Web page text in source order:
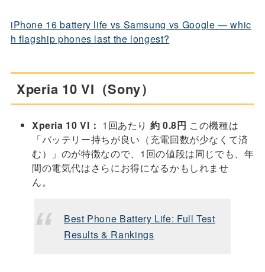
iPhone 16 battery life vs Samsung vs Google — whic
h flagship phones last the longest?
Xperia 10 VI（Sony）
Xperia 10 VI： 1回あたり 約 0.8円 この機種は
「バッテリー持ちが良い（充電回数が少なくて済
む）」のが特徴なので、1回の値段は同じでも、年
間の電気代はさらにお得になるかもしれませ
ん。
Best Phone Battery Life: Full Test
Results & Rankings